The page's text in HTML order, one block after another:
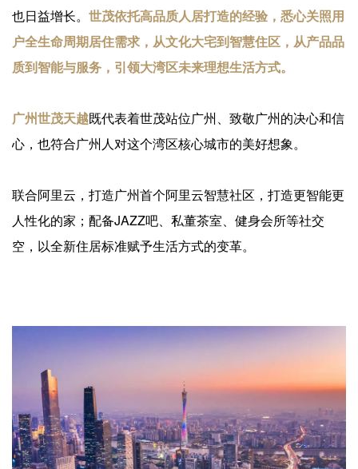
也日益增长。 世茂依托高品质人居打造的经验，悉心关照用
户全生命周期居住需求，从文化大宅到智慧住区，从产品品
质到智能与服务，引领大湾区未来理想生活方式。
广州世茂天越既代表着世茂站位广州、致敬广州的决心和信
心，也符合广州人对这个湾区核心城市的美好想象。
联合阿里云，打造广州首个阿里云智慧社区，打造更智能更
人性化的家；配备JAZZ吧、私董茶室、健身会所等社交
空，以全新住居标准赋予生活方式的变革。